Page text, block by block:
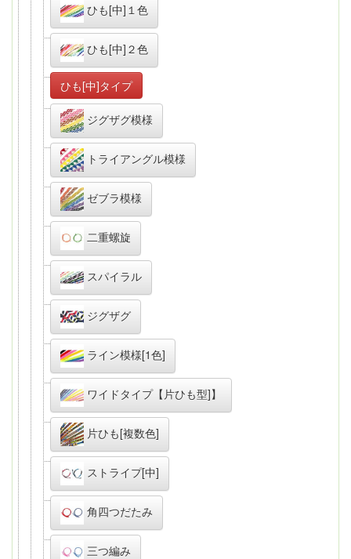
ひも[中]１色
ひも[中]２色
ひも[中]タイプ
ジグザグ模様
トライアングル模様
ゼブラ模様
二重螺旋
スパイラル
ジグザグ
ライン模様[1色]
ワイドタイプ【片ひも型]】
片ひも[複数色]
ストライプ[中]
角四つだたみ
三つ編み